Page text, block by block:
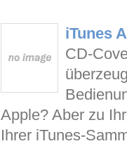
iTunes
CD-
Apple? Aber zu
Ihrer iTunes-